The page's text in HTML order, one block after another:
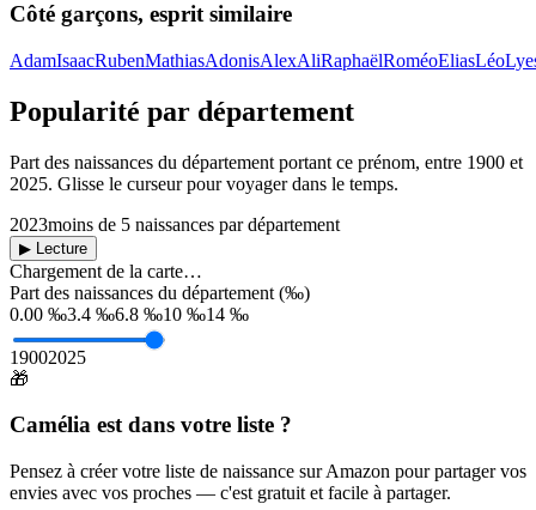
Côté garçons, esprit similaire
AdamIsaacRubenMathiasAdonisAlexAliRaphaëlRoméoEliasLéo
Popularité par département
Part des naissances du département portant ce prénom, entre 1900 et
2025. Glisse le curseur pour voyager dans le temps.
2023moins de 5 naissances par département
▶ Lecture
Chargement de la carte…
Part des naissances du département (‰)
0.00 ‰3.4 ‰6.8 ‰10 ‰14 ‰
19002025
🎁
Camélia est dans votre liste ?
Pensez à créer votre liste de naissance sur Amazon pour partager vos
envies avec vos proches — c'est gratuit et facile à partager.